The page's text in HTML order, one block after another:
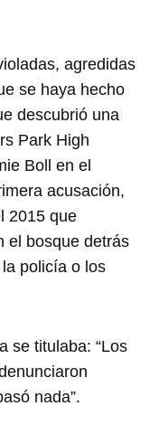
agredidas
se haya hecho
descubrió una
Park High
Boll en el
acusación,
2015 que
el bosque detrás
policía o los
se titulaba: “Los
nada”.